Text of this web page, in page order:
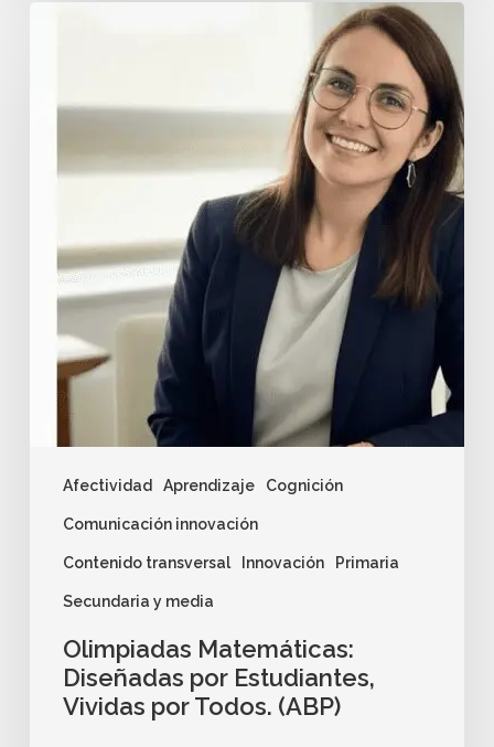
Afectividad Aprendizaje Cognición
Comunicación innovación
Contenido transversal Innovación Primaria
Secundaria y media
Olimpiadas Matemáticas:
Diseñadas por Estudiantes,
Vividas por Todos. (ABP)